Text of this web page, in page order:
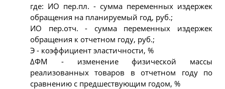
где: ИО пер.пл. - сумма переменных издержек
обращения на планируемый год, руб.;
ИО пер.отч. - сумма переменных издержек
обращения к отчетном году, руб.;
Э - коэффициент эластичности, %
ΔФМ - изменение физической массы
реализованных товаров в отчетном году по
сравнению с предшествующим годом, %